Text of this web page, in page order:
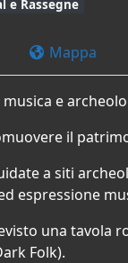
e Rassegne
Mappa
e
il
a siti
espressione
una tavola
Folk).